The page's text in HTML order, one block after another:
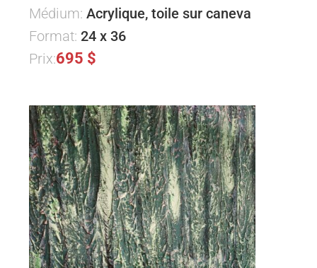
Médium: Acrylique, toile sur caneva
Format: 24 x 36
Prix:695 $